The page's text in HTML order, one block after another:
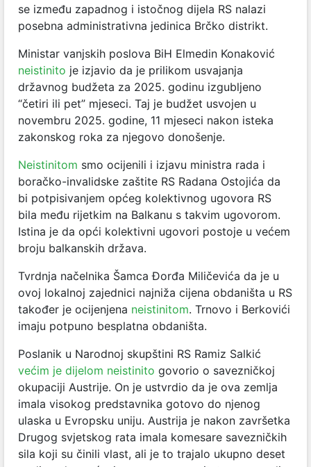
se između zapadnog i istočnog dijela RS nalazi
posebna administrativna jedinica Brčko distrikt.
Ministar vanjskih poslova BiH Elmedin Konaković
neistinito je izjavio da je prilikom usvajanja
državnog budžeta za 2025. godinu izgubljeno
“četiri ili pet” mjeseci. Taj je budžet usvojen u
novembru 2025. godine, 11 mjeseci nakon isteka
zakonskog roka za njegovo donošenje.
Neistinitom smo ocijenili i izjavu ministra rada i
boračko-invalidske zaštite RS Radana Ostojića da
bi potpisivanjem općeg kolektivnog ugovora RS
bila među rijetkim na Balkanu s takvim ugovorom.
Istina je da opći kolektivni ugovori postoje u većem
broju balkanskih država.
Tvrdnja načelnika Šamca Đorđa Miličevića da je u
ovoj lokalnoj zajednici najniža cijena obdaništa u RS
također je ocijenjena neistinitom. Trnovo i Berkovići
imaju potpuno besplatna obdaništa.
Poslanik u Narodnoj skupštini RS Ramiz Salkić
većim je dijelom neistinito govorio o savezničkoj
okupaciji Austrije. On je ustvrdio da je ova zemlja
imala visokog predstavnika gotovo do njenog
ulaska u Evropsku uniju. Austrija je nakon završetka
Drugog svjetskog rata imala komesare savezničkih
sila koji su činili vlast, ali je to trajalo ukupno deset